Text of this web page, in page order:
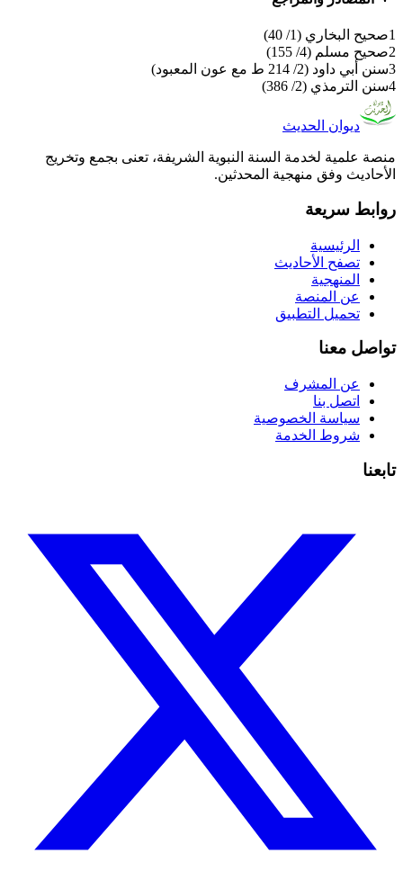
1صحيح البخاري (1/ 40)
2صحيح مسلم (4/ 155)
3سنن أبي داود (2/ 214 ط مع عون المعبود)
4سنن الترمذي (2/ 386)
ديوان الحديث
منصة علمية لخدمة السنة النبوية الشريفة، تعنى بجمع وتخريج
الأحاديث وفق منهجية المحدثين.
روابط سريعة
الرئيسية
تصفح الأحاديث
المنهجية
عن المنصة
تحميل التطبيق
تواصل معنا
عن المشرف
اتصل بنا
سياسة الخصوصية
شروط الخدمة
تابعنا